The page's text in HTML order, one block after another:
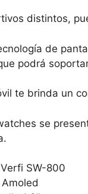
distintos,
de
podrá
te brinda un
se
SW-800